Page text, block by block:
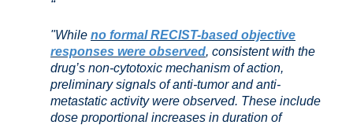
"While no formal RECIST-based objective
responses were observed, consistent with the
drug’s non-cytotoxic mechanism of action,
preliminary signals of anti-tumor and anti-
metastatic activity were observed. These include
dose proportional increases in duration of